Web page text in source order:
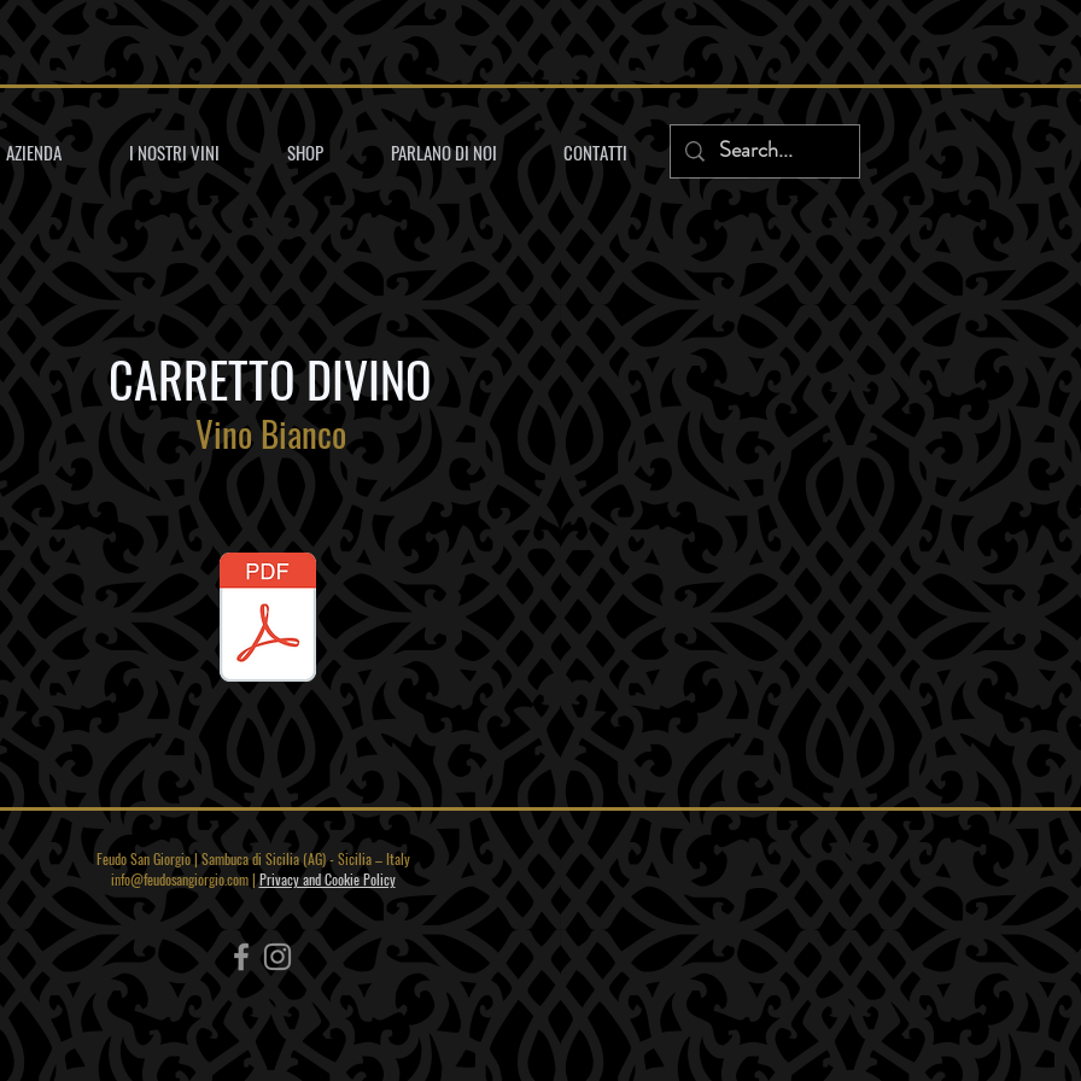
AZIENDA I NOSTRI VINI SHOP PARLANO DI NOI CONTATTI
CARRETTO DIVINO
Vino Bianco
Feudo San Giorgio | Sambuca di Sicilia (AG) - Sicilia – Italy
info@feudosangiorgio.com| Privacy and Cookie Policy